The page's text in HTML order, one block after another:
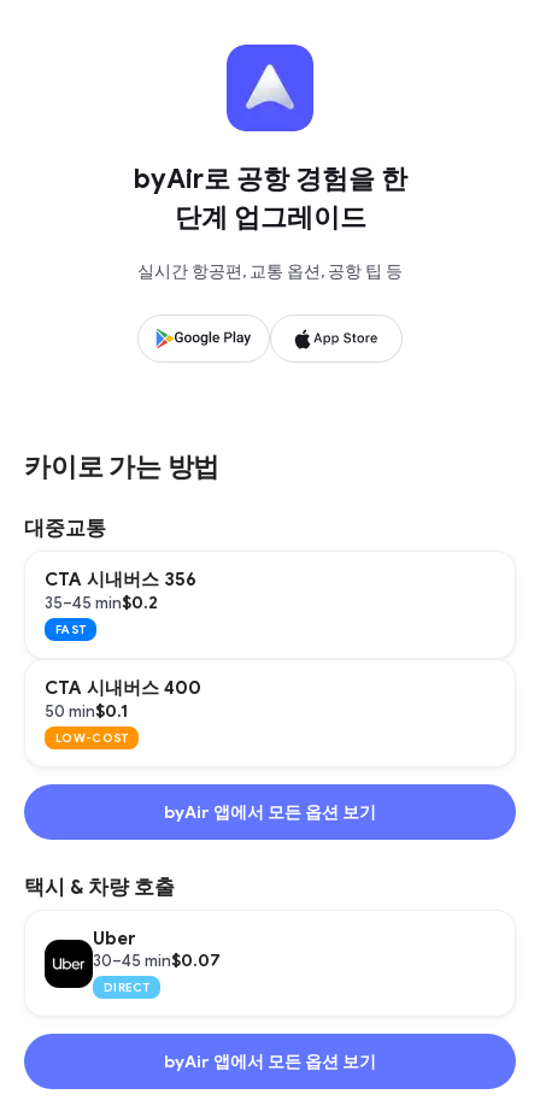
byAir로 공항 경험을 한
단계 업그레이드
실시간 항공편, 교통 옵션, 공항 팁 등
카이로 가는 방법
대중교통
CTA 시내버스 356
35–45 min$0.2
FAST
CTA 시내버스 400
50 min$0.1
LOW-COST
byAir 앱에서 모든 옵션 보기
택시 & 차량 호출
Uber
30–45 min$0.07
DIRECT
byAir 앱에서 모든 옵션 보기